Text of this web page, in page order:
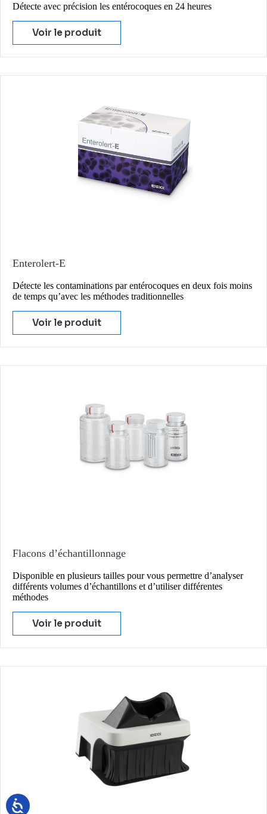
Détecte avec précision les entérocoques en 24 heures
Voir le produit
Enterolert-E
Détecte les contaminations par entérocoques en deux fois moins
de temps qu’avec les méthodes traditionnelles
Voir le produit
Flacons d’échantillonnage
Disponible en plusieurs tailles pour vous permettre d’analyser
différents volumes d’échantillons et d’utiliser différentes
méthodes
Voir le produit